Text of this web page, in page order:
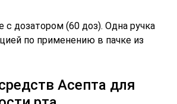
с дозатором (60 доз). Одна ручка
по применению в пачке из
Асепта для